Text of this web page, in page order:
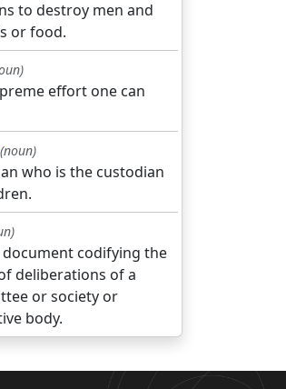
to destroy men and
or food.
effort one can
(noun)
who is the custodian
document codifying the
deliberations of a
or society or
body.